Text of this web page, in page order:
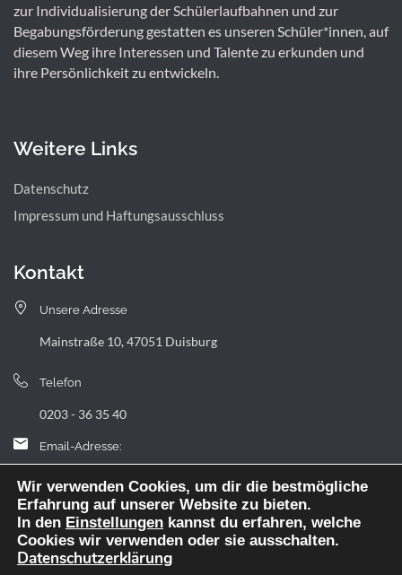
zur Individualisierung der Schülerlaufbahnen und zur
Begabungsförderung gestatten es unseren Schüler*innen, auf
diesem Weg ihre Interessen und Talente zu erkunden und
ihre Persönlichkeit zu entwickeln.
Weitere Links
Datenschutz
Impressum und Haftungsausschluss
Kontakt
Unsere Adresse
Mainstraße 10, 47051 Duisburg
Telefon
0203 - 36 35 40
Email-Adresse:
landfermann.gymnasium[at]stadt-duisburg.de
Wir verwenden Cookies, um dir die bestmögliche
Erfahrung auf unserer Website zu bieten.
In den Einstellungen kannst du erfahren, welche
Cookies wir verwenden oder sie ausschalten.
Datenschutzerklärung